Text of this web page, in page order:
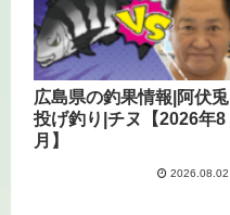
広島県の釣果情報|阿伏兎|
投げ釣り|チヌ【2026年8
月】
2026.08.02